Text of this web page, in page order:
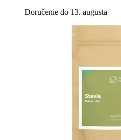
Doručenie do 13. augusta